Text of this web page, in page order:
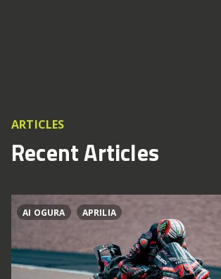
ARTICLES
Recent Articles
AI OGURA APRILIA